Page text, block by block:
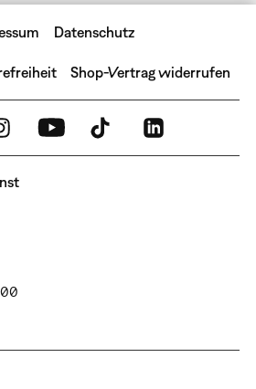
Datenschutz
Shop-Vertrag widerrufen